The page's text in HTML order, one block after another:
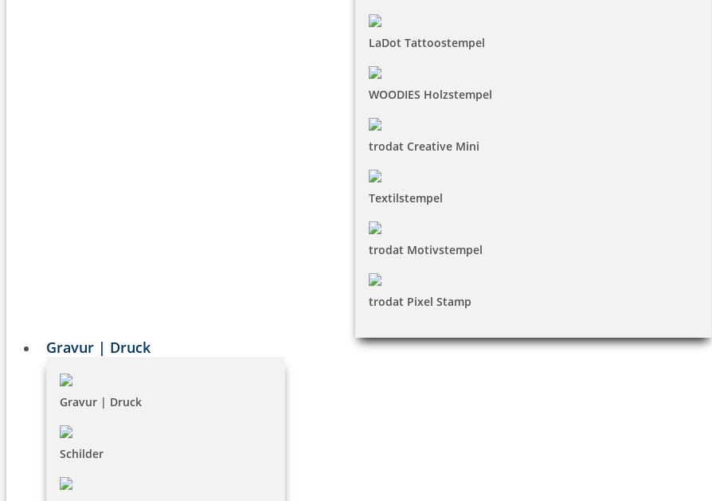
LaDot Tattoostempel
WOODIES Holzstempel
trodat Creative Mini
Textilstempel
trodat Motivstempel
trodat Pixel Stamp
Gravur | Druck
Gravur | Druck
Schilder